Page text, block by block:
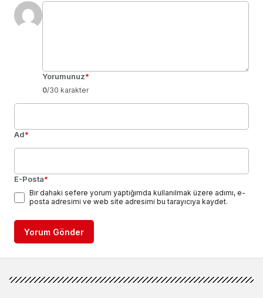
Yorumunuz*
0/30 karakter
Ad*
E-Posta*
Bir dahaki sefere yorum yaptığımda kullanılmak üzere adımı, e-
posta adresimi ve web site adresimi bu tarayıcıya kaydet.
Yorum Gönder